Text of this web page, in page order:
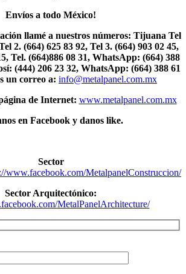
Envíos a todo México!
llamé a nuestros números: Tijuana Tel
2. (664) 625 83 92, Tel 3. (664) 903 02 45,
Tel. (664)886 08 31, WhatsApp: (664) 388
(444) 206 23 32, WhatsApp: (664) 388 61
un correo a: info@metalpanel.com.mx
de Internet: www.metalpanel.com.mx
en Facebook y danos like.
Sector
www.facebook.com/MetalpanelConstruccion/
Sector Arquitectónico:
MetalPanelArchitecture/